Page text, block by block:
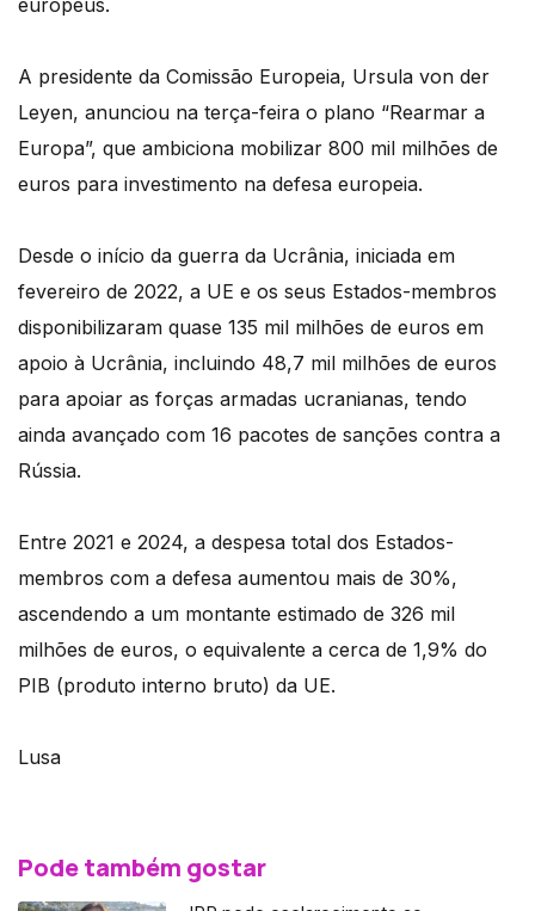
A presidente da Comissão Europeia, Ursula von der
Leyen, anunciou na terça-feira o plano “Rearmar a
Europa”, que ambiciona mobilizar 800 mil milhões de
euros para investimento na defesa europeia.
Desde o início da guerra da Ucrânia, iniciada em
fevereiro de 2022, a UE e os seus Estados-membros
disponibilizaram quase 135 mil milhões de euros em
apoio à Ucrânia, incluindo 48,7 mil milhões de euros
para apoiar as forças armadas ucranianas, tendo
ainda avançado com 16 pacotes de sanções contra a
Rússia.
Entre 2021 e 2024, a despesa total dos Estados-
membros com a defesa aumentou mais de 30%,
ascendendo a um montante estimado de 326 mil
milhões de euros, o equivalente a cerca de 1,9% do
PIB (produto interno bruto) da UE.
Lusa
Pode também gostar